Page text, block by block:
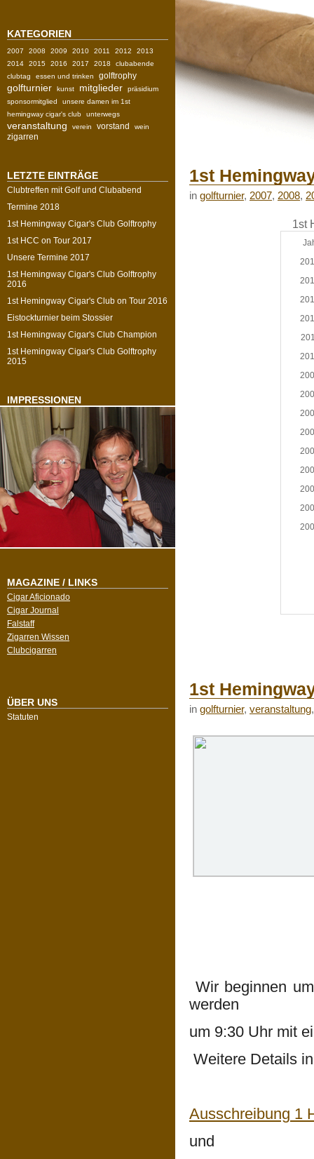
KATEGORIEN
2007 2008 2009 2010 2011 2012
2013
2014
2015 2016 2017 2018
clubabende
clubtag
essen und trinken golftrophy
golfturnier kunst mitglieder
präsidium
sponsormitglied
unsere damen im 1st
hemingway cigar's club
unterwegs
veranstaltung verein vorstand wein
zigarren
LETZTE EINTRÄGE
Clubtreffen mit Golf und Clubabend
Termine 2018
1st Hemingway Cigar's Club Golftrophy
1st HCC on Tour 2017
Unsere Termine 2017
1st Hemingway Cigar's Club Golftrophy
2016
1st Hemingway Cigar's Club on Tour 2016
Eistockturnier beim Stossier
1st Hemingway Cigar's Club Champion
1st Hemingway Cigar's Club Golftrophy
2015
IMPRESSIONEN
MAGAZINE / LINKS
Cigar Aficionado
Cigar Journal
Falstaff
Zigarren Wissen
Clubcigarren
ÜBER UNS
Statuten
1st
in golfturnier, 2007, 2008,
1st
1st
in golfturnier, veranstaltung
Wir beginnen
werden
um 9:30 Uhr mit
Weitere Details
Ausschreibung 1
und